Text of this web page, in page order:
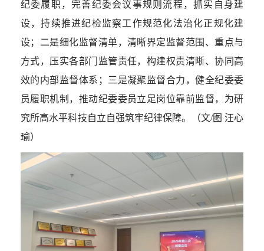
纪委履职，完善纪委会议事规则流程，抓实自身建
设，持续推进纪检监察工作规范化法治化正规化建
设；二是细化监督清单，清晰界定监督范围、重点与
方式，压实各部门监管责任，构建权责清晰、协同高
效的内部监督体系；三是凝聚监督合力，健全纪委委
员履职机制，推动纪委委员立足岗位靠前监督，为研
究所高水平科技自立自强筑牢纪律保障。（文/图 汪心
瑜）